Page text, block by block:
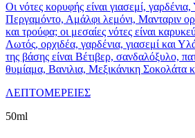
Οι νότες κορυφής είναι γιασεμί,
Περγαμόντο, Αμάλφι λεμόνι, Μανταριν
και τρούφα; οι μεσαίες νότες είναι
Λωτός, ορχιδέα, γαρδένια, γιασεμί και
της βάσης είναι Βέτιβερ, σανδαλόξυλο,
θυμίαμα, Βανιλια, Μεξικάνικη Σοκολάτα
ΛΕΠΤΟΜΕΡΕΙΕΣ
50ml